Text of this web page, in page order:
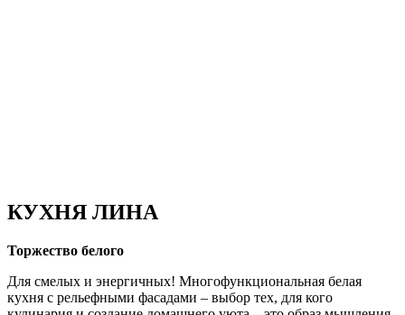
КУХНЯ ЛИНА
Торжество белого
Для смелых и энергичных! Многофункциональная белая
кухня с рельефными фасадами – выбор тех, для кого